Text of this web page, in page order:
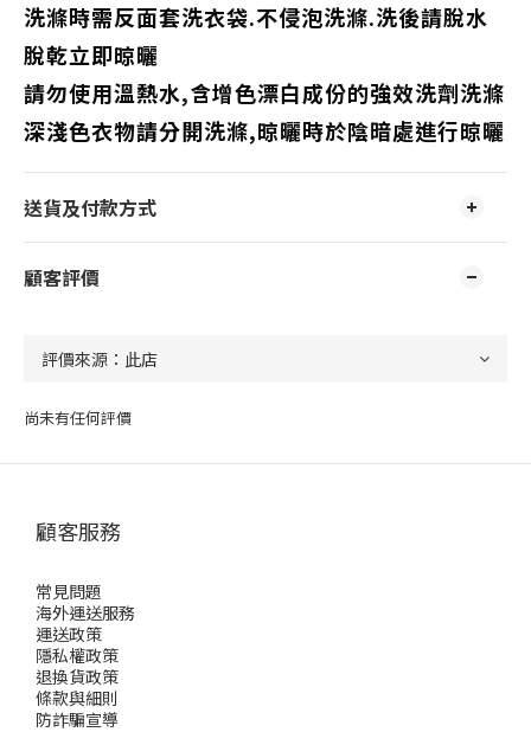
洗滌時需反面套洗衣袋.不侵泡洗滌.洗後請脫水
脫乾立即晾曬
請勿使用溫熱水,含增色漂白成份的強效洗劑洗滌
深淺色衣物請分開洗滌,晾曬時於陰暗處進行晾曬
送貨及付款方式
顧客評價
尚未有任何評價
顧客服務
常見問題
海外運送服務
運送政策
隱私權政策
退換貨政策
條款與細則
防詐騙宣導